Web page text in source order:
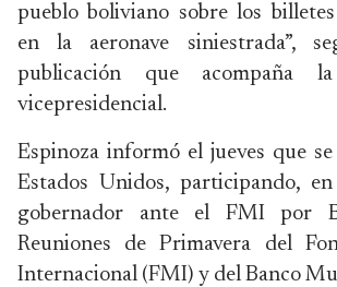
pueblo boliviano sobre los
en la aeronave siniestrada”,
publicación que acompaña la
vicepresidencial.
Espinoza informó el jueves que
Estados Unidos, participando,
gobernador ante el FMI por
Reuniones de Primavera del
Internacional (FMI) y del Banco